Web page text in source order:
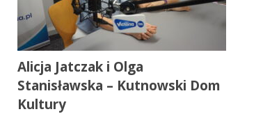
Alicja Jatczak i Olga
Stanisławska – Kutnowski Dom
Kultury